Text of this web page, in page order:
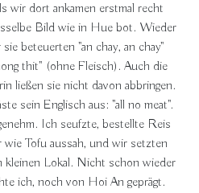
wir dort ankamen erstmal recht
Bild wie in Hue bot. Wieder
beteuerten "an chay, an chay"
thit" (ohne Fleisch). Auch die
ließen sie nicht davon abbringen.
sein Englisch aus: "all no meat".
Ich seufzte, bestellte Reis
Tofu aussah, und wir setzten
kleinen Lokal. Nicht schon wieder
ich, noch von Hoi An geprägt.